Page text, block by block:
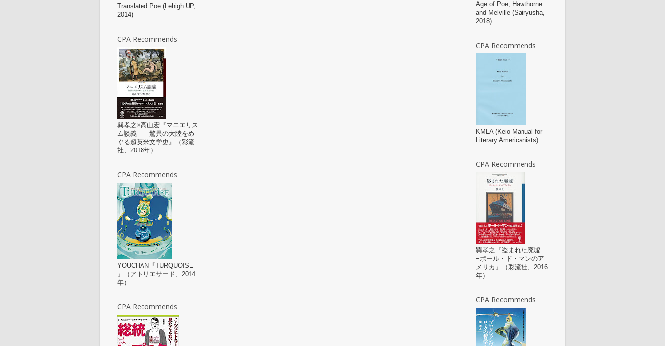
Translated Poe (Lehigh UP,
2014)
CPA Recommends
巽孝之×高山宏『マニエリス
ム談義——驚異の大陸をめ
ぐる超英米文学史』（彩流
社、2018年）
CPA Recommends
YOUCHAN『TURQUOISE
』（アトリエサード、2014
年）
CPA Recommends
Age of Poe, Hawthorne
and Melville (Sairyusha,
2018)
CPA Recommends
KMLA (Keio Manual for
Literary Americanists)
CPA Recommends
巽孝之『盗まれた廃墟−
−ポール・ド・マンのア
メリカ』（彩流社、2016
年）
CPA Recommends